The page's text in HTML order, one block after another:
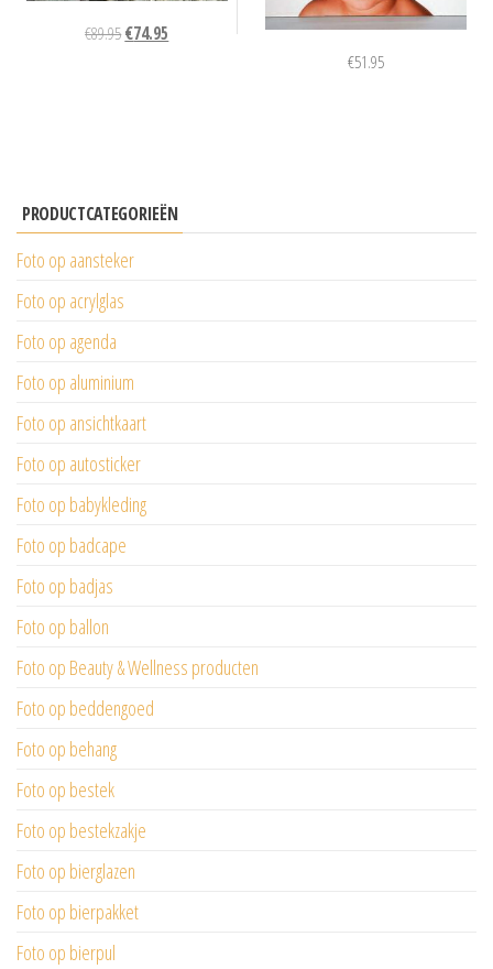
€89.95Oorspronkelijke
€74.95
€51.95
PRODUCTCATEGORIEËN
Foto op aansteker
Foto op acrylglas
Foto op agenda
Foto op aluminium
Foto op ansichtkaart
Foto op autosticker
Foto op babykleding
Foto op badcape
Foto op badjas
Foto op ballon
Foto op Beauty & Wellness producten
Foto op beddengoed
Foto op behang
Foto op bestek
Foto op bestekzakje
Foto op bierglazen
Foto op bierpakket
Foto op bierpul